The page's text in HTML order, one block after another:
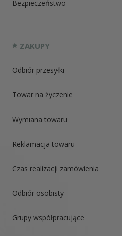
Bezpieczeństwo
ZAKUPY
Odbiór przesyłki
Towar na życzenie
Wymiana towaru
Reklamacja towaru
Czas realizacji zamówienia
Odbiór osobisty
Grupy współpracujące